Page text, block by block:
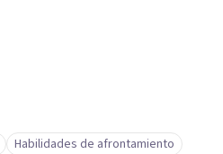
Habilidades de afrontamiento